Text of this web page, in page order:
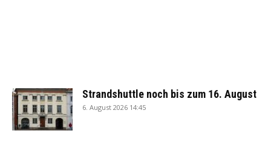
Strandshuttle noch bis zum 16. August
6. August 2026 14:45